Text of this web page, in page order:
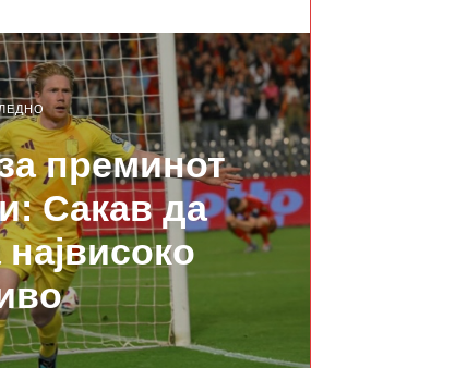
преминот
Сакав да